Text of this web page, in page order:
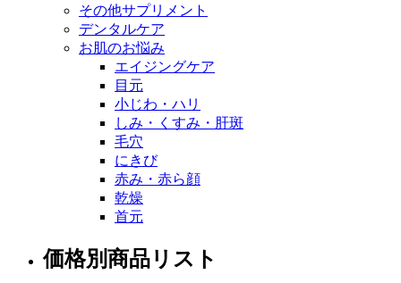
その他サプリメント
デンタルケア
お肌のお悩み
エイジングケア
目元
小じわ・ハリ
しみ・くすみ・肝斑
毛穴
にきび
赤み・赤ら顔
乾燥
首元
価格別商品リスト